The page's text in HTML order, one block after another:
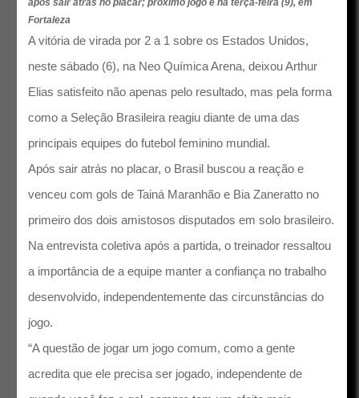
após sair atrás no placar; próximo jogo é na terça-feira (9), em
Fortaleza
A vitória de virada por 2 a 1 sobre os Estados Unidos,
neste sábado (6), na Neo Química Arena, deixou Arthur
Elias satisfeito não apenas pelo resultado, mas pela forma
como a Seleção Brasileira reagiu diante de uma das
principais equipes do futebol feminino mundial.
Após sair atrás no placar, o Brasil buscou a reação e
venceu com gols de Tainá Maranhão e Bia Zaneratto no
primeiro dos dois amistosos disputados em solo brasileiro.
Na entrevista coletiva após a partida, o treinador ressaltou
a importância de a equipe manter a confiança no trabalho
desenvolvido, independentemente das circunstâncias do
jogo.
“A questão de jogar um jogo comum, como a gente
acredita que ele precisa ser jogado, independente de